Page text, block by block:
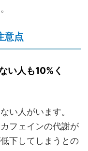
意点
い人も10%く
い人がいます。
フェインの代謝が
下してしまう との